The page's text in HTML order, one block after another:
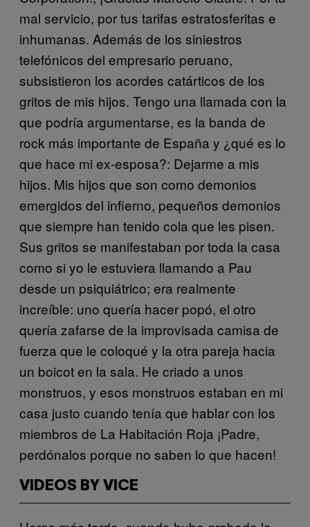
mal servicio, por tus tarifas estratosferitas e
inhumanas. Además de los siniestros
telefónicos del empresario peruano,
subsistieron los acordes catárticos de los
gritos de mis hijos. Tengo una llamada con la
que podría argumentarse, es la banda de
rock más importante de España y ¿qué es lo
que hace mi ex-esposa?: Dejarme a mis
hijos. Mis hijos que son como demonios
emergidos del infierno, pequeños demonios
que siempre han tenido cola que les pisen.
Sus gritos se manifestaban por toda la casa
como si yo le estuviera llamando a Pau
desde un psiquiátrico; era realmente
increíble: uno quería hacer popó, el otro
quería zafarse de la improvisada camisa de
fuerza que le coloqué y la otra pareja hacia
un boicot en la sala. He criado a unos
monstruos, y esos monstruos estaban en mi
casa justo cuando tenía que hablar con los
miembros de La Habitación Roja ¡Padre,
perdónalos porque no saben lo que hacen!
VIDEOS BY VICE